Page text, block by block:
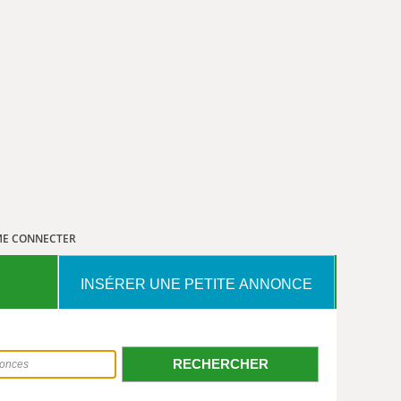
CONNECTER
INSÉRER UNE PETITE ANNONCE
RECHERCHER